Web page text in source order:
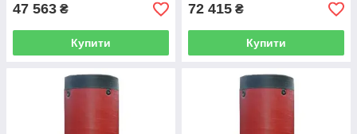
47 563 ₴
Купити
72 415 ₴
Купити